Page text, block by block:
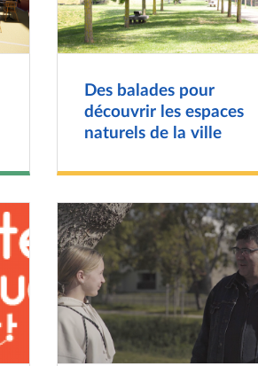
Des balades pour
découvrir les espaces
naturels de la ville